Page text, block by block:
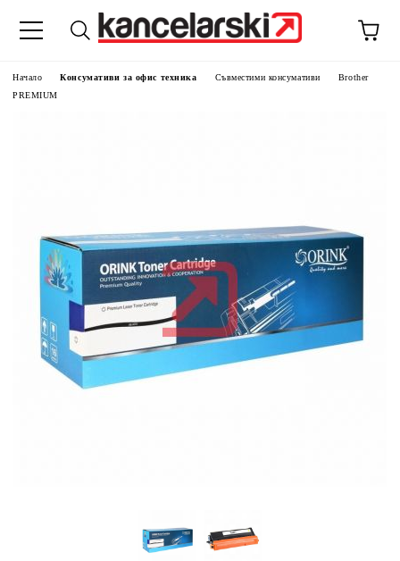
Начало Консумативи за офис техника Съвместими консумативи
Brother
PREMIUM